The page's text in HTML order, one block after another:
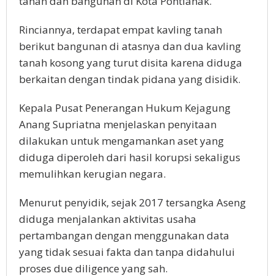
Rinciannya, terdapat empat kavling tanah
berikut bangunan di atasnya dan dua kavling
tanah kosong yang turut disita karena diduga
berkaitan dengan tindak pidana yang disidik.
Kepala Pusat Penerangan Hukum Kejagung
Anang Supriatna menjelaskan penyitaan
dilakukan untuk mengamankan aset yang
diduga diperoleh dari hasil korupsi sekaligus
memulihkan kerugian negara.
Menurut penyidik, sejak 2017 tersangka Aseng
diduga menjalankan aktivitas usaha
pertambangan dengan menggunakan data
yang tidak sesuai fakta dan tanpa didahului
proses due diligence yang sah.